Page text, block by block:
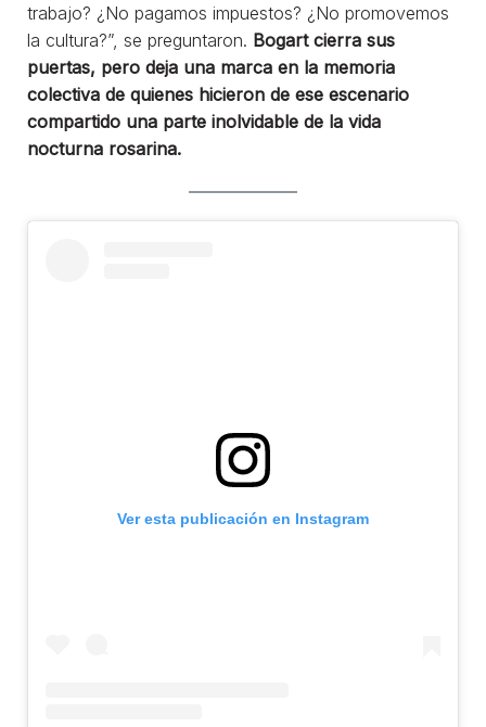
trabajo? ¿No pagamos impuestos? ¿No promovemos
la cultura?”, se preguntaron. Bogart cierra sus
puertas, pero deja una marca en la memoria
colectiva de quienes hicieron de ese escenario
compartido una parte inolvidable de la vida
nocturna rosarina.
Ver esta publicación en Instagram